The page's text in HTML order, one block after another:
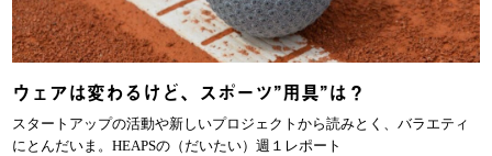
ウェアは変わるけど、スポーツ”用具”は？
スタートアップの活動や新しいプロジェクトから読みとく、バラエティ
にとんだいま。HEAPSの（だいたい）週１レポート